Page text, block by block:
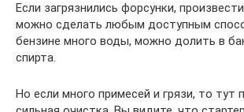
Если загрязнились форсунки,
можно сделать любым доступным
бензине много воды, можно долить в
спирта.
Но если много примесей и грязи, то тут